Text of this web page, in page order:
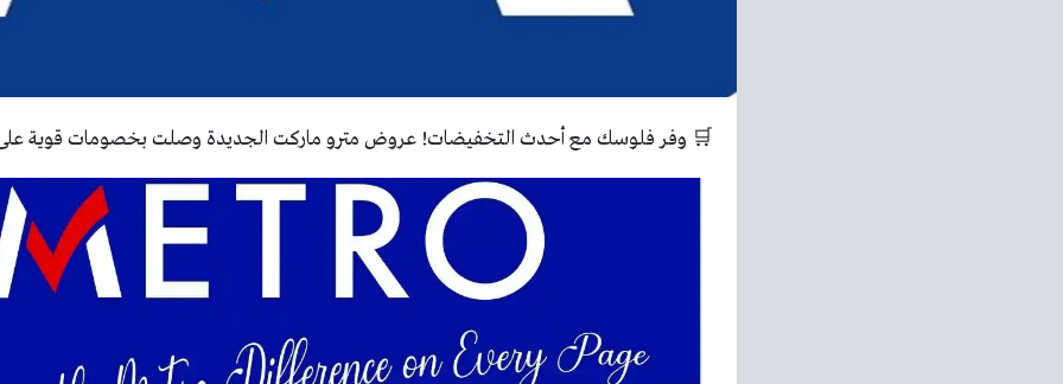
🛒 وفر فلوسك مع أحدث التخفيضات! عروض مترو ماركت الجديدة وصلت بخصومات قوية على